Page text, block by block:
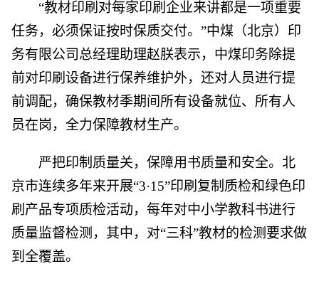
“教材印刷对每家印刷企业来讲都是一项重要
任务，必须保证按时保质交付。”中煤（北京）印
务有限公司总经理助理赵朕表示，中煤印务除提
前对印刷设备进行保养维护外，还对人员进行提
前调配，确保教材季期间所有设备就位、所有人
员在岗，全力保障教材生产。
严把印制质量关，保障用书质量和安全。北
京市连续多年来开展“3·15”印刷复制质检和绿色印
刷产品专项质检活动，每年对中小学教科书进行
质量监督检测，其中，对“三科”教材的检测要求做
到全覆盖。